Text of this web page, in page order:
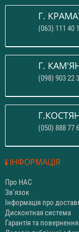
Г.
(063) 111 40
Г.
(098) 903 22
(050) 888 77
ІНФОРМАЦІЯ
Про НАС
Зв'язок
Інформація про
Дисконтная система
Гарантія та повернення